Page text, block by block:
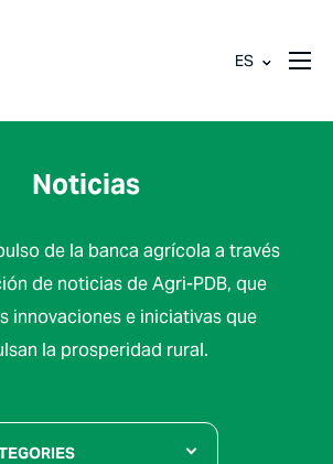
ES
Noticias
de la banca agrícola a través
de noticias de Agri-PDB, que
innovaciones e iniciativas que
la prosperidad rural.